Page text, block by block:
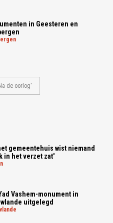
in Geesteren en
de oorlog'
gemeentehuis wist niemand
in het verzet zat'
Vashem-monument in
uitgelegd